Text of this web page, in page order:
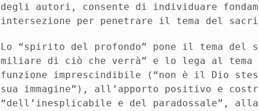
degli autori, consente di individuare
intersezione per penetrare il tema del
Lo “spirito del profondo” pone il tema del
miliare di ciò che verrà” e lo lega al tema
funzione imprescindibile (“non è il Dio
sua immagine”), all’apporto positivo e
“dell’inesplicabile e del paradossale”, alla